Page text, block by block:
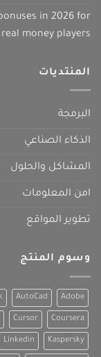
in 2026 for
real money players
المنتديات
البرمجة
الذكاء الصناعي
المشاكل والحلول
امن المعلومات
تطوير المواقع
وسوم المنتج
Adobe
AutoCad
Coursera
Cursor
Kaspersky
Linkedin